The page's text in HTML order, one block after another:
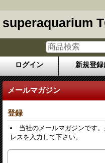
superaquarium
ログイン 新規登
メールマガジン
登録
当社のメールマガジンです
レスを入力して下さい。